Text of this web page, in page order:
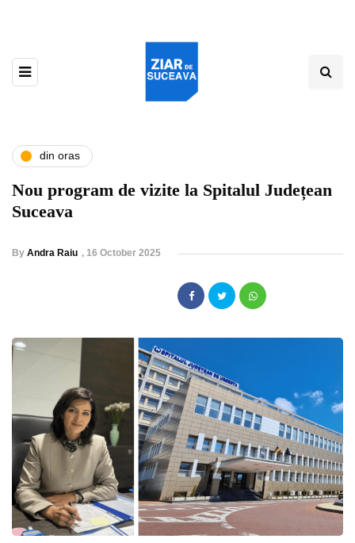
din oras
Nou program de vizite la Spitalul Județean
Suceava
By Andra Raiu , 16 October 2025